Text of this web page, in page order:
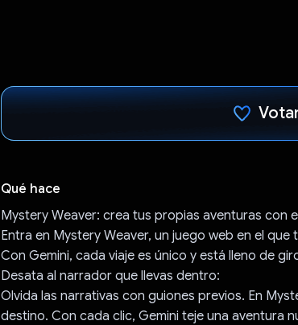
Qué hace
Mystery Weaver: crea tus propias aventuras con
Entra en Mystery Weaver, un juego web en el
Con Gemini, cada viaje es único y está lleno de
Desata al narrador que llevas dentro:
Olvida las narrativas con guiones previos. En
destino. Con cada clic, Gemini teje una aventura